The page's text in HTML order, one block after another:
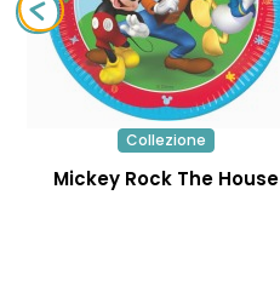
Collezione
Mickey Rock The House